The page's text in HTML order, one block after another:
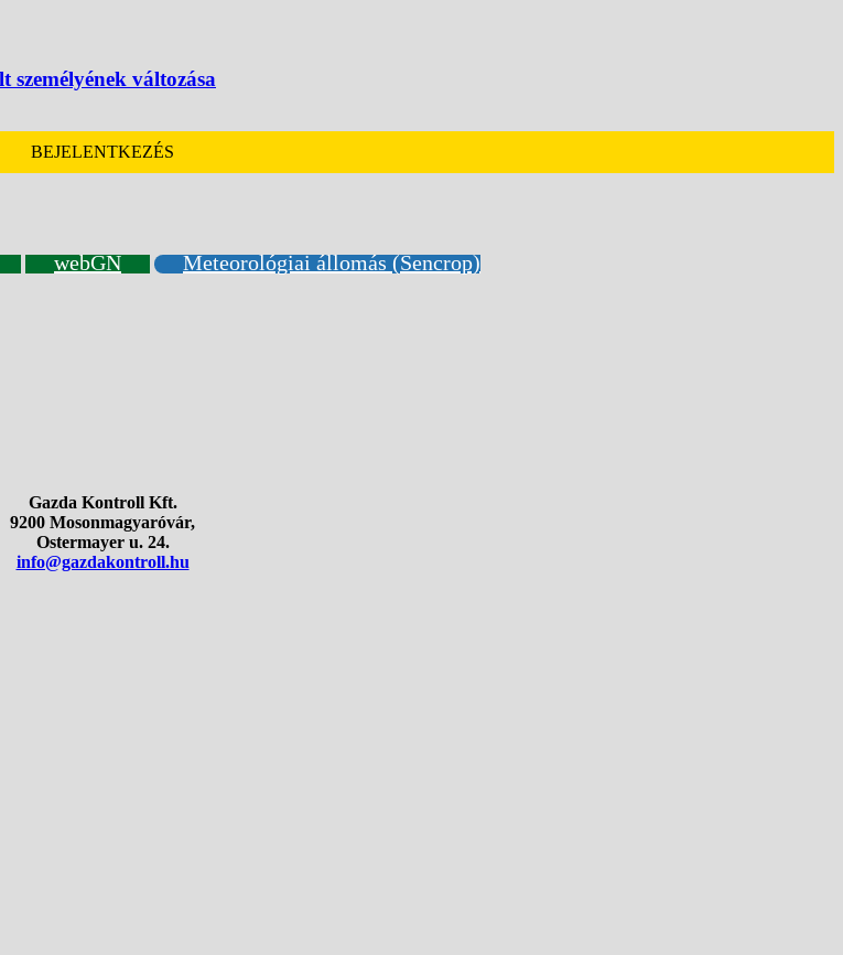
személyének változása
BEJELENTKEZÉS
webGN
Meteorológiai állomás (Sencrop)
Gazda Kontroll Kft.
9200 Mosonmagyaróvár,
Ostermayer u. 24.
info@gazdakontroll.hu